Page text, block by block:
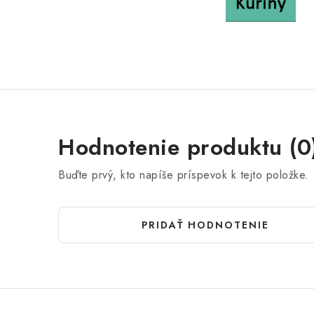
Hodnotenie produktu
Buďte prvý, kto napíše príspevok k tejto položke.
PRIDAŤ HODNOTENIE